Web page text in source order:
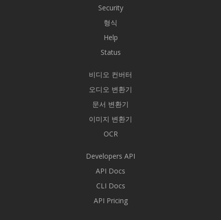
Security
형식
Help
Status
비디오 컨버터
오디오 변환기
문서 변환기
이미지 변환기
OCR
Developers API
API Docs
CLI Docs
API Pricing